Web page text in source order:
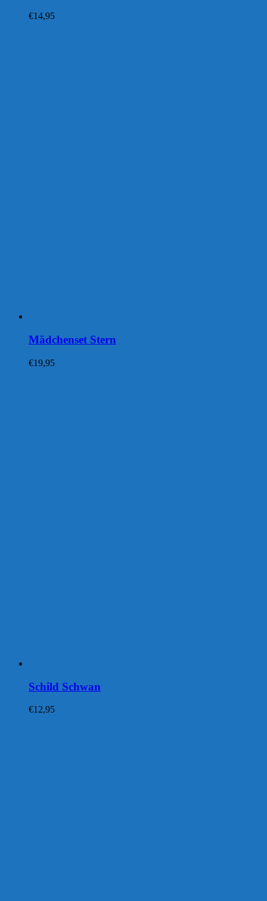
€14,95
Mädchenset Stern
€19,95
Schild Schwan
€12,95